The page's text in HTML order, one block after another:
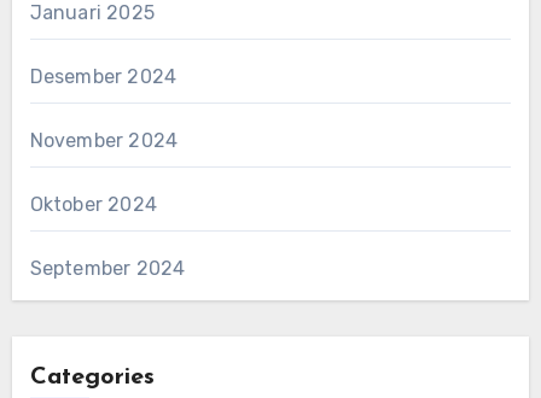
Januari 2025
Desember 2024
November 2024
Oktober 2024
September 2024
Categories